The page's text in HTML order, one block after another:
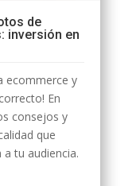
de
inversión en
ecommerce y
En
consejos y
que
tu audiencia.